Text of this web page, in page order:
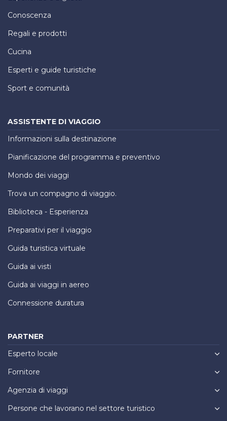
Conoscenza
Regali e prodotti
Cucina
Esperti e guide turistiche
Sport e comunità
ASSISTENTE DI VIAGGIO
Informazioni sulla destinazione
Pianificazione del programma e preventivo
Mondo dei viaggi
Trova un compagno di viaggio.
Biblioteca - Esperienza
Preparativi per il viaggio
Guida turistica virtuale
Guida ai visti
Guida ai viaggi in aereo
Connessione duratura
PARTNER
Esperto locale
Fornitore
Agenzia di viaggi
Persone che lavorano nel settore turistico